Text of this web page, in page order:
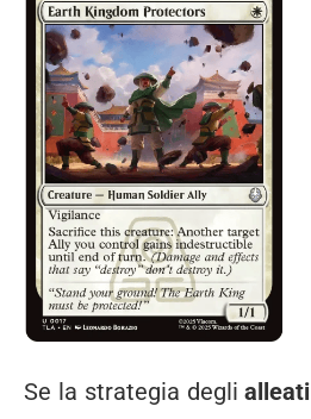
Se la strategia deglialleati